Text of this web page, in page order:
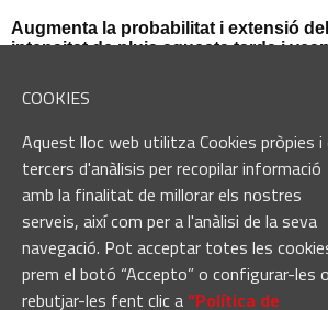
COOKIES
Aquest lloc web utilitza Cookies pròpies i
tercers d'anàlisis per recopilar informació
amb la finalitat de millorar els nostres
serveis, així com per a l'anàlisi de la seva
navegació. Pot acceptar totes les
prem el botó “Accepto” o configurar-les o
rebutjar-les fent clic a“Política de
Augmenta la probabilitat i extensió
intensitat de pluja aquesta tarda i
Mossos d'Esquadra i Guàrdia Civil
persones i n'investiguen una altra
Viladordis es prepara per una nova
Sant Vicenç de Castellet inicia les
comissaria de la Policia Local